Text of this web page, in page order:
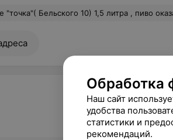
мне таблетку лоперамида выпить. Деньги не вернул! Купленное испорченное пиво пришлось утилизировать в раковину прямо в баре. Больше я в этот бар не зайду и вам советую обходить это заведение стороной. Ну а само испорченное пиво сняли с продажи спустя пять минут после
Обработка
Наш сайт
удобства
статистики и
рекомендаций.